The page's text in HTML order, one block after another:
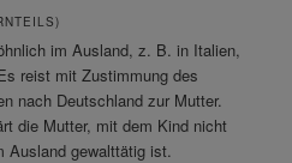
im Ausland, z. B. in Italien,
reist mit Zustimmung des
nach Deutschland zur Mutter.
die Mutter, mit dem Kind nicht
Ausland gewalttätig ist.